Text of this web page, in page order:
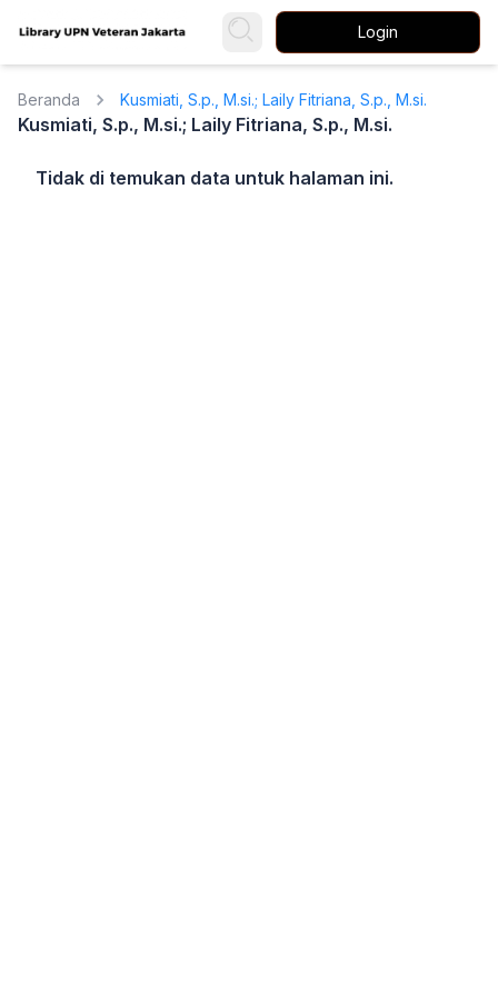
Login
Beranda Kusmiati, S.p., M.si.; Laily Fitriana, S.p., M.si.
Kusmiati, S.p., M.si.; Laily Fitriana, S.p., M.si.
Tidak di temukan data untuk halaman ini.